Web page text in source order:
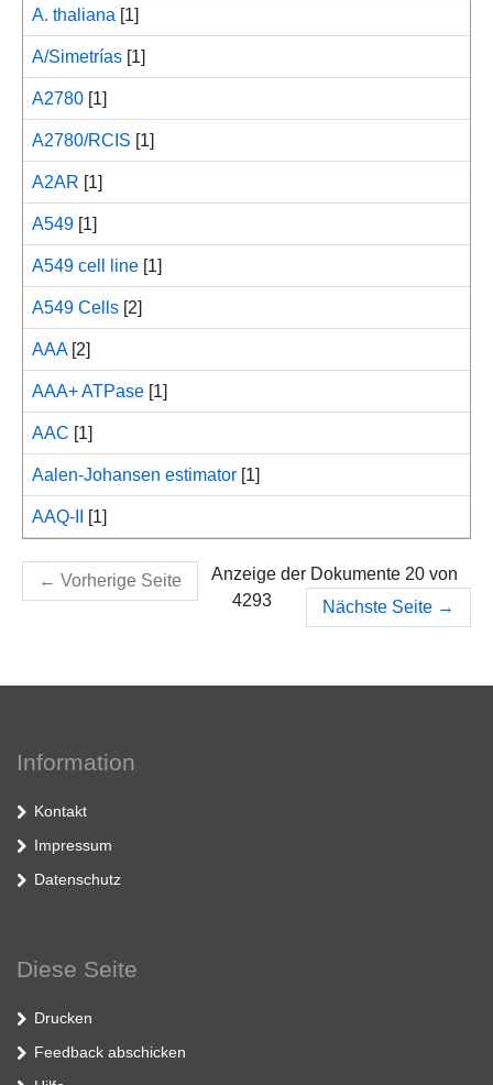
A. thaliana [1]
A/Simetrías [1]
A2780 [1]
A2780/RCIS [1]
A2AR [1]
A549 [1]
A549 cell line [1]
A549 Cells [2]
AAA[2]
AAA+ ATPase [1]
AAC [1]
Aalen-Johansen estimator [1]
AAQ-II [1]
← Vorherige Seite
Anzeige der Dokumente 20 von
4293
Nächste Seite →
Information
Kontakt
Impressum
Datenschutz
Diese Seite
Drucken
Feedback abschicken